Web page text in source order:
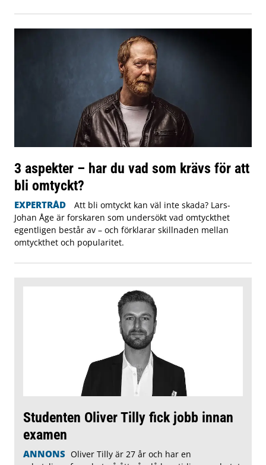
3 aspekter – har du vad som krävs för att
bli omtyckt?
EXPERTRÅD
Att bli omtyckt kan väl inte skada? Lars-
Johan Åge är forskaren som undersökt vad omtyckthet
egentligen består av – och förklarar skillnaden mellan
omtyckthet och popularitet.
Studenten Oliver Tilly fick jobb innan
examen
ANNONS Oliver Tilly är 27 år och har en